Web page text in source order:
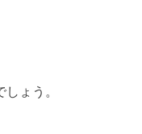
ょう。